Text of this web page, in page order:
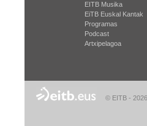
EITB Musika
EiTB Euskal Kantak
Programas
Podcast
Artxipelagoa
© EITB - 2026